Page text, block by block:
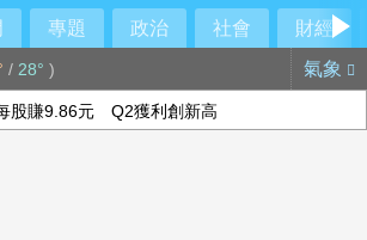
專題 政治 社會
財經
/ 28° ) 氣象
股賺9.86元 Q2獲利創新高